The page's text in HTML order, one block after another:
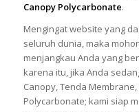
Canopy Polycarbonate.
Mengingat website yang
seluruh dunia, maka
menjangkau Anda yang
karena itu, jika Anda
Canopy, Tenda
Polycarbonate; kami siap